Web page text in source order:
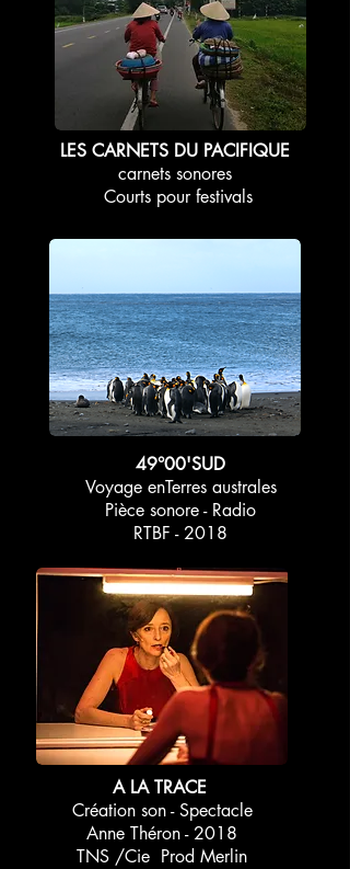
LES CARNETS DU PACIFIQUE
carnets sonores
Courts pour festivals
49°00'SUD
Voyage enTerres australes
Pièce sonore - Radio
RTBF - 2018
A LA TRACE
Création son - Spectacle
Anne Théron - 2018
TNS /Cie Prod Merlin